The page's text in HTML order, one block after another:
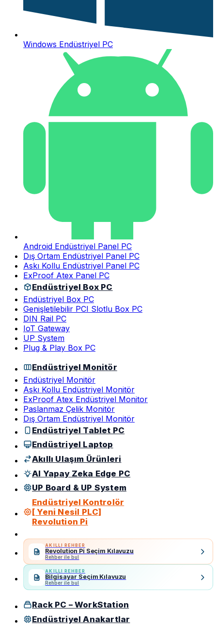
Windows Endüstriyel PC
Android Endüstriyel Panel PC
Dış Ortam Endüstriyel Panel PC
Askı Kollu Endüstriyel Panel PC
ExProof Atex Panel PC
Endüstriyel Box PC
Endüstriyel Box PC
Genişletilebilir PCI Slotlu Box PC
DIN Rail PC
IoT Gateway
UP System
Plug & Play Box PC
Endüstriyel Monitör
Endüstriyel Monitör
Askı Kollu Endüstriyel Monitör
ExProof Atex Endüstriyel Monitor
Paslanmaz Çelik Monitör
Dış Ortam Endüstriyel Monitör
Endüstriyel Tablet PC
Endüstriyel Laptop
Akıllı Ulaşım Ürünleri
AI Yapay Zeka Edge PC
UP Board & UP System
Endüstriyel Kontrolör
[ Yeni Nesil PLC]
Revolution Pi
AKILLI REHBER
Revolution Pi Seçim Kılavuzu
Rehber ile bul
AKILLI REHBER
Bilgisayar Seçim Kılavuzu
Rehber ile bul
Rack PC – WorkStation
Endüstriyel Anakartlar